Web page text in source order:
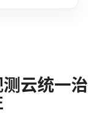
云统一治